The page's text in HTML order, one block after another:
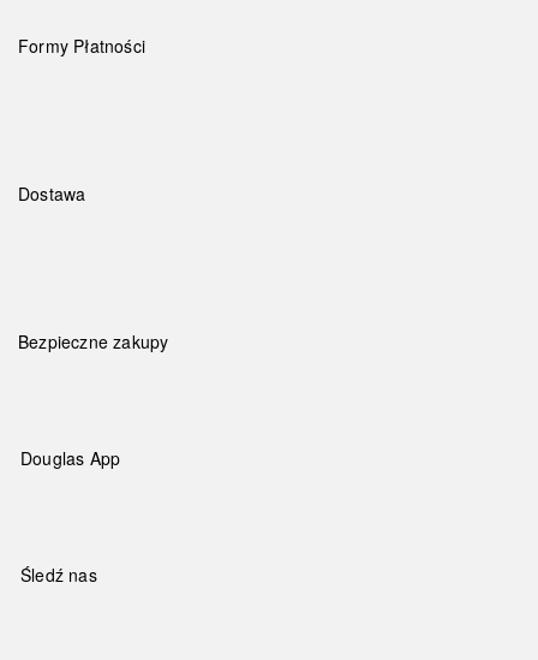
Formy Płatności
Dostawa
Bezpieczne zakupy
Douglas App
Śledź nas